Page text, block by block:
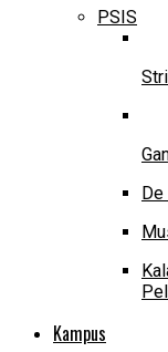
PSIS
Kampus